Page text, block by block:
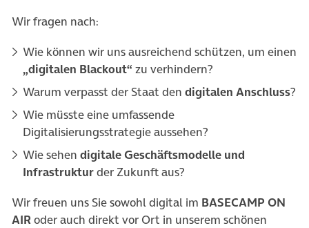
Wir fragen nach:
Wie können wir uns ausreichend schützen, um einen
„digitalen Blackout“ zu verhindern?
Warum verpasst der Staat den digitalen Anschluss?
Wie müsste eine umfassende
Digitalisierungsstrategie aussehen?
Wie sehen digitale Geschäftsmodelle und
Infrastrukturder Zukunft aus?
Wir freuen uns Sie sowohl digital im BASECAMP ON
AIR oder auch direkt vor Ort in unserem schönen